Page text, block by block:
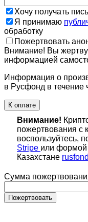
Хочу получать
Я принимаю
обработку
Пожертвовать
Внимание! Вы
информацией
Информация о
в Русфонд в течение
К оплате
Внимание!
пожертвования с
воспользуйтесь,
Stripe или формой
Казахстане
Сумма
Пожертвовать